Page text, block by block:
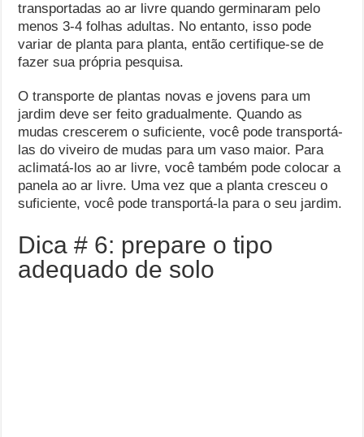
transportadas ao ar livre quando germinaram pelo
menos 3-4 folhas adultas. No entanto, isso pode
variar de planta para planta, então certifique-se de
fazer sua própria pesquisa.
O transporte de plantas novas e jovens para um
jardim deve ser feito gradualmente. Quando as
mudas crescerem o suficiente, você pode transportá-
las do viveiro de mudas para um vaso maior. Para
aclimatá-los ao ar livre, você também pode colocar a
panela ao ar livre. Uma vez que a planta cresceu o
suficiente, você pode transportá-la para o seu jardim.
Dica # 6: prepare o tipo
adequado de solo